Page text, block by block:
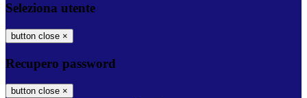
Seleziona utente
button close ×
Recupero password
button close ×